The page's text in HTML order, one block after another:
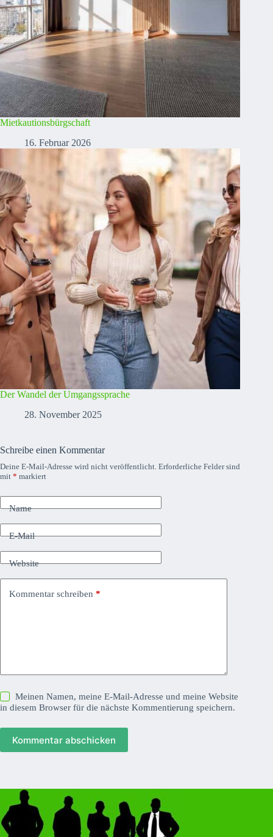
Mietkautionsbürgschaft
16. Februar 2026
Der Wandel der Umgangssprache
28. November 2025
Schreibe einen Kommentar
Deine E-Mail-Adresse wird nicht veröffentlicht. Erforderliche Felder sind
mit * markiert
Name
E-Mail
Website
Kommentar schreiben *
Meinen Namen, meine E-Mail-Adresse und meine Website
in diesem Browser für die nächste Kommentierung speichern.
Kommentar abschicken